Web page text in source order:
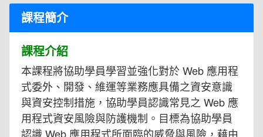
課程簡介
課程介紹
本課程將協助學員學習並強化對於 Web 應用程
式委外、開發、維運等業務應具備之資安意識
與資安控制措施，協助學員認識常見之 Web 應
用程式資安風險與防護機制。目標為協助學員
認識 Web 應用程式所面臨的威脅與風險，藉由